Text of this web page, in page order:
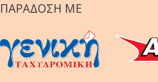
ΠΑΡΆΔΟΣΗ ΜΕ